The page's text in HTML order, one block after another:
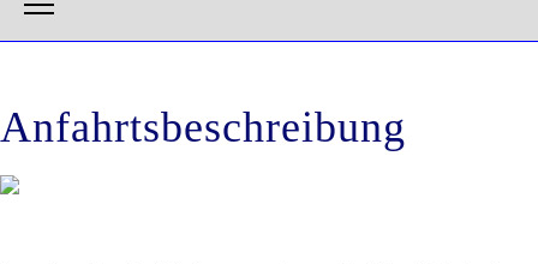
Anfahrtsbeschreibung